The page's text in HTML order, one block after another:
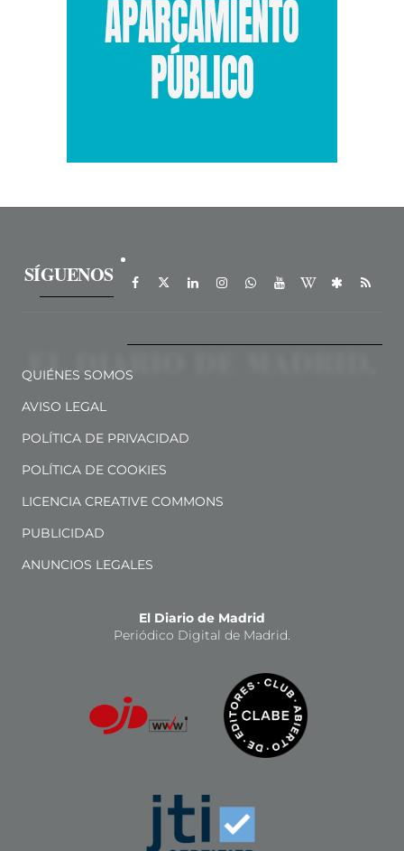
SÍGUENOS
QUIÉNES SOMOS
AVISO LEGAL
POLÍTICA DE PRIVACIDAD
POLÍTICA DE COOKIES
LICENCIA CREATIVE COMMONS
PUBLICIDAD
ANUNCIOS LEGALES
El Diario de Madrid
Periódico Digital de Madrid.